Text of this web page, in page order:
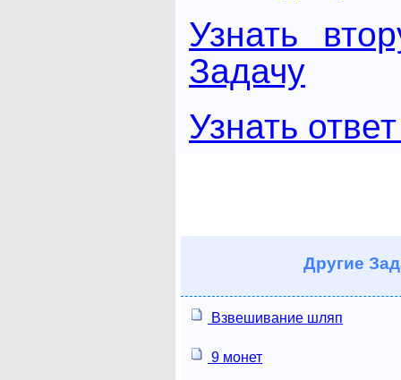
Узнать
Задачу
Узнать
Другие
Взвешивание шляп
9 монет